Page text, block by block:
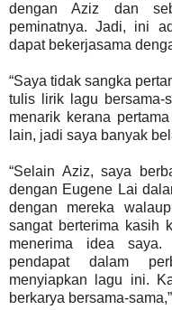
dengan Aziz dan
peminatnya. Jadi, ini
dapat bekerjasama
“Saya tidak sangka
tulis lirik lagu bersama-
menarik kerana
lain, jadi saya banyak
“Selain Aziz, saya
dengan Eugene Lai
dengan mereka
sangat berterima kasih
menerima idea
pendapat dalam
menyiapkan lagu ini.
berkarya bersama-